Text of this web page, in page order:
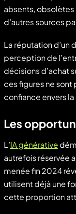
absents, obsolètes
d’autres sources
La réputation d’un
perception de
décisions d’achat
ces figures ne sont
confiance envers
Les
L’IA générative
autrefois réservée
menée fin 2024
utilisent déjà une
cette proportion